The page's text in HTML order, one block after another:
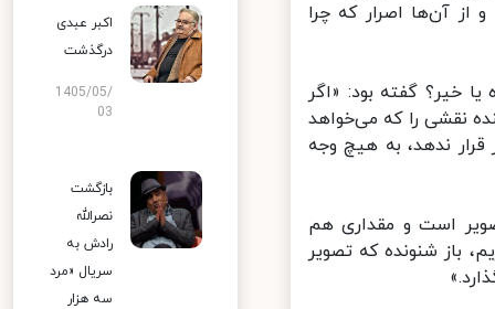
آن‌ها اصرار که چرا
خیر؟ گفته بود: «اگر
نقشی را که می‌خواهد
ندهد، به هیچ وجه
است و مقداری هم
باز شنونده که تصویر
اکبر عبدی
درگذشت
1405/05/
03
بازگشت
نصرالله
رادش به
سریال «مرد
سه هزار